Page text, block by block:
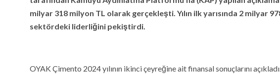
milyar 318 milyon TL olarak gerçekleşti. Yılın ilk yarısında 2 milyar
sektördeki liderliğini pekiştirdi.
OYAK Çimento 2024 yılının ikinci çeyreğine ait finansal sonuçlarını